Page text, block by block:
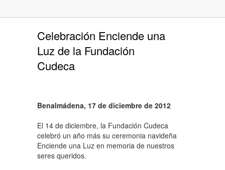
Celebración Enciende una
Luz de la Fundación
Cudeca
Benalmádena, 17 de diciembre de 2012
El 14 de diciembre, la Fundación Cudeca
celebró un año más su ceremonia navideña
Enciende una Luz en memoria de nuestros
seres queridos.